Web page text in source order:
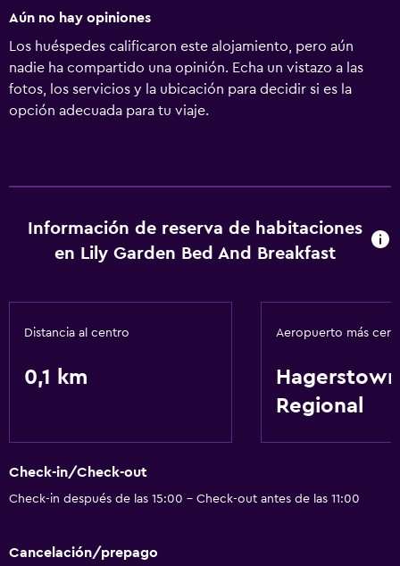
Aún no hay opiniones
Los huéspedes calificaron este alojamiento, pero aún
nadie ha compartido una opinión. Echa un vistazo a las
fotos, los servicios y la ubicación para decidir si es la
opción adecuada para tu viaje.
Información de reserva de habitaciones
en Lily Garden Bed And Breakfast
Distancia al centro
0,1 km
Aeropuerto más
Hagerstown
Regional
Check-in/Check-out
Check-in después de las 15:00 - Check-out antes de las 11:00
Cancelación/prepago